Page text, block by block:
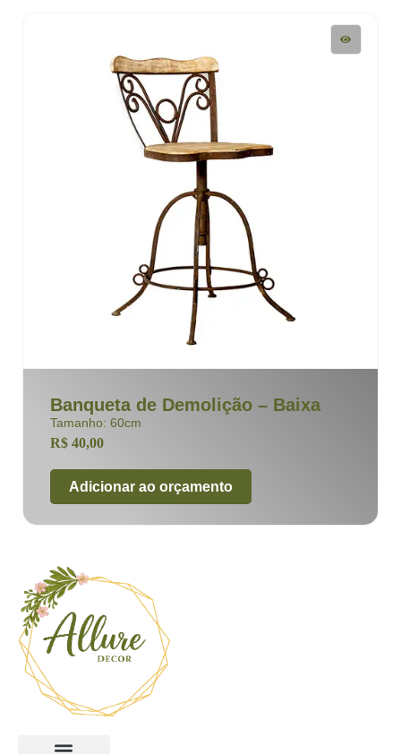
Banqueta de Demolição – Baixa
Tamanho: 60cm
R$ 40,00
Adicionar ao orçamento